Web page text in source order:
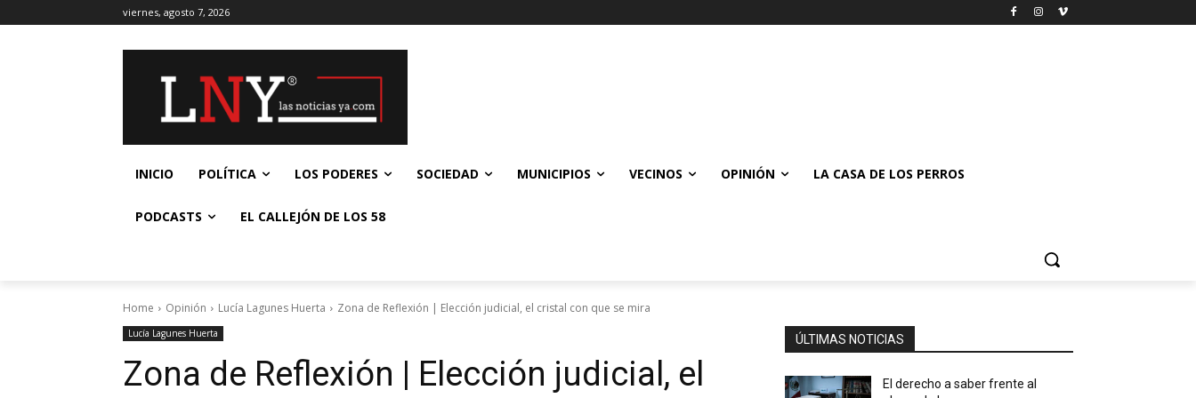
viernes, agosto 7, 2026
INICIO POLÍTICA LOS PODERES SOCIEDAD MUNICIPIOS VECINOS OPINIÓN LA CASA DE LOS PERROS
PODCASTS EL CALLEJÓN DE LOS 58
Home Opinión Lucía Lagunes Huerta Zona de Reflexión | Elección judicial, el cristal con que se mira
Lucía Lagunes Huerta
Zona de Reflexión | Elección judicial, el
ÚLTIMAS NOTICIAS
El derecho a saber frente al